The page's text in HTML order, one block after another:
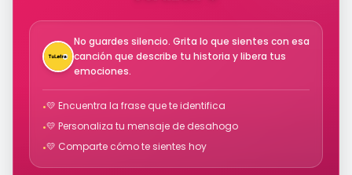
No guardes silencio. Grita lo que sientes con esa
canción que describe tu historia y libera tus
emociones.
•💛 Encuentra la frase que te identifica
•💛 Personaliza tu mensaje de desahogo
•💛 Comparte cómo te sientes hoy